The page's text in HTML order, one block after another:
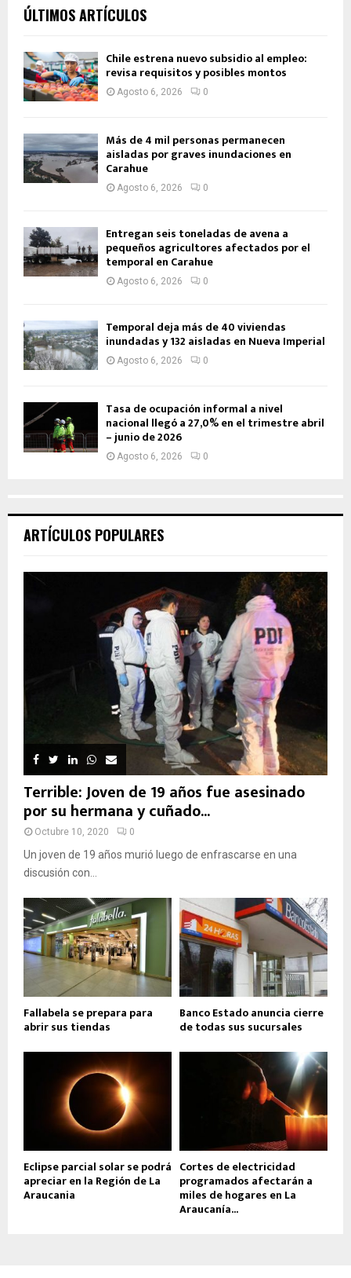
ÚLTIMOS ARTÍCULOS
Chile estrena nuevo subsidio al empleo:
revisa requisitos y posibles montos
Agosto 6, 2026 0
Más de 4 mil personas permanecen
aisladas por graves inundaciones en
Carahue
Agosto 6, 2026 0
Entregan seis toneladas de avena a
pequeños agricultores afectados por el
temporal en Carahue
Agosto 6, 2026 0
Temporal deja más de 40 viviendas
inundadas y 132 aisladas en Nueva Imperial
Agosto 6, 2026 0
Tasa de ocupación informal a nivel
nacional llegó a 27,0% en el trimestre abril
– junio de 2026
Agosto 6, 2026 0
ARTÍCULOS POPULARES
Terrible: Joven de 19 años fue asesinado
por su hermana y cuñado...
Octubre 10, 2020 0
Un joven de 19 años murió luego de enfrascarse en una
discusión con...
Fallabela se prepara para
abrir sus tiendas
Banco Estado anuncia cierre
de todas sus sucursales
Eclipse parcial solar se podrá
apreciar en la Región de La
Araucania
Cortes de electricidad
programados afectarán a
miles de hogares en La
Araucanía...